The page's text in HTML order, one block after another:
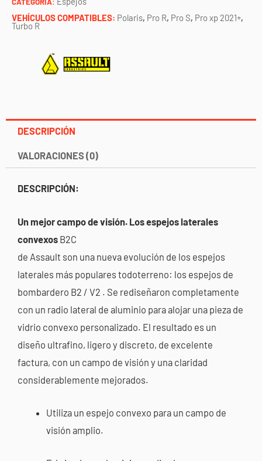
ASSAULT
cantidad
CATEGORÍA:
VEHÍCULOS COMPATIBLES: Polaris, Pro R, Pro S, Pro xp 2021+,
Turbo R
DESCRIPCIÓN
VALORACIONES (0)
DESCRIPCIÓN:
Un mejor campo de visión. Los espejos laterales
convexos B2C
de Assault son una nueva evolución de los espejos
laterales más populares todoterreno: los espejos de
bombardero B2 / V2 . Se rediseñaron completamente
con un radio lateral de aluminio para alojar una pieza de
vidrio convexo personalizado. El resultado es un
diseño ultrafino, ligero y discreto, de excelente
factura, con un campo de visión y una claridad
considerablemente mejorados.
Utiliza un espejo convexo para un campo de
visión amplio.